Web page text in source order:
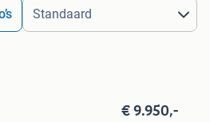
€ 9.950,-